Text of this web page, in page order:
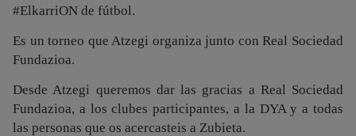
#ElkarriON de fútbol.
Es un torneo que Atzegi organiza junto con Real Sociedad
Fundazioa.
Desde Atzegi queremos dar las gracias a Real Sociedad
Fundazioa, a los clubes participantes, a la DYA y a todas
las personas que os acercasteis a Zubieta.